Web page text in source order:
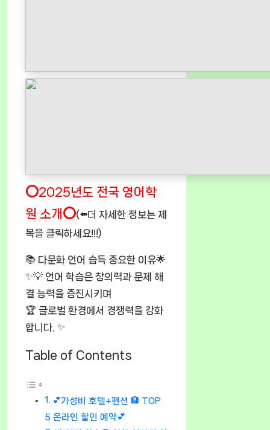
⭕2025년도 전국 영어학
원 소개⭕(⬅️더 자세한 정보는 제
목을 클릭하세요!!!)
📚 다문화 언어 습득 중요한 이유🌟
✨💡 언어 학습은 창의력과 문제 해
결 능력을 증진시키며
🏆 글로벌 환경에서 경쟁력을 강화
합니다. ✨
Table of Contents
💕가성비 호텔+펜션 🏨 TOP
5 온라인 할인 예약💕